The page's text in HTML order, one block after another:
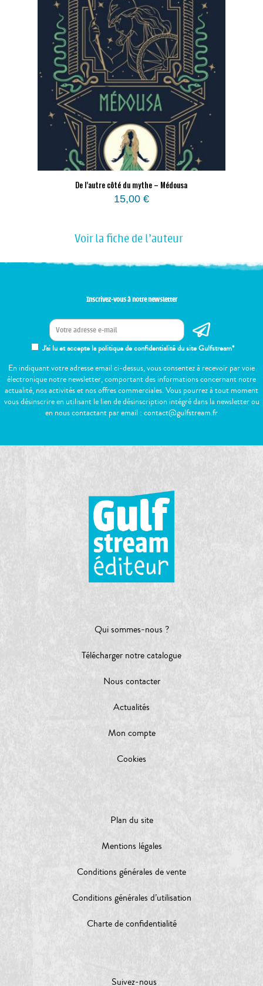
De l’autre côté du mythe – Médousa
15,00 €
Voir la fiche de l'auteur
Inscrivez-vous à notre newsletter
J'ai lu et accepte la politique de confidentialité du site Gulfstream*
En indiquant votre adresse email ci-dessus, vous consentez à recevoir par voie
électronique notre newsletter, comportant des informations concernant notre
actualité, nos activités et nos offres commerciales. Vous pourrez à tout moment
vous désinscrire en utilisant le lien de désinscription intégré dans la newsletter ou
en nous contactant par email : contact@gulfstream.fr
Qui sommes-nous ?
Télécharger notre catalogue
Nous contacter
Actualités
Mon compte
Cookies
Plan du site
Mentions légales
Conditions générales de vente
Conditions générales d’utilisation
Charte de confidentialité
Suivez-nous